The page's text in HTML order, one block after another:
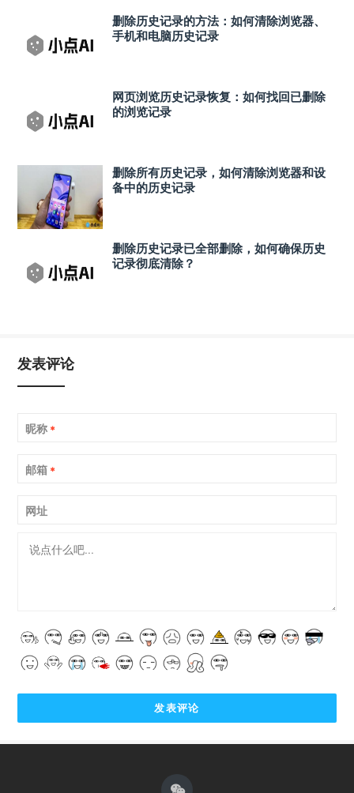
删除历史记录的方法：如何清除浏览器、
手机和电脑历史记录
网页浏览历史记录恢复：如何找回已删除
的浏览记录
删除所有历史记录，如何清除浏览器和设
备中的历史记录
删除历史记录已全部删除，如何确保历史
记录彻底清除？
发表评论
昵称 *
邮箱 *
网址